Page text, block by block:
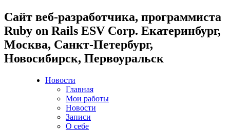
Cайт веб-разработчика, программиста
Ruby on Rails ESV Corp. Екатеринбург,
Москва, Санкт-Петербург,
Новосибирск, Первоуральск
Новости
Главная
Мои работы
Новости
Записи
О себе